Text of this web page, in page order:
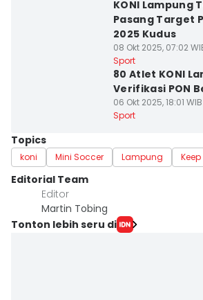
KONI Lampung
Pasang Target
2025 Kudus
08 Okt 2025, 07:02
Sport
80 Atlet KONI
Verifikasi PON
06 Okt 2025, 18:01 WIB
Sport
Topics
koni Mini Soccer Lampung
Editorial Team
Editor
Martin Tobing
Tonton lebih seru di